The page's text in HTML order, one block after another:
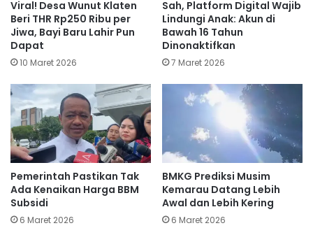
Viral! Desa Wunut Klaten
Beri THR Rp250 Ribu per
Jiwa, Bayi Baru Lahir Pun
Dapat
10 Maret 2026
Sah, Platform Digital Wajib
Lindungi Anak: Akun di
Bawah 16 Tahun
Dinonaktifkan
7 Maret 2026
Pemerintah Pastikan Tak
Ada Kenaikan Harga BBM
Subsidi
6 Maret 2026
BMKG Prediksi Musim
Kemarau Datang Lebih
Awal dan Lebih Kering
6 Maret 2026